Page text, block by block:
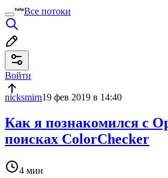
Все потоки
Войти
nicksmirn19 фев 2019 в 14:40
Как я познакомился с
поисках ColorChecker
4 мин